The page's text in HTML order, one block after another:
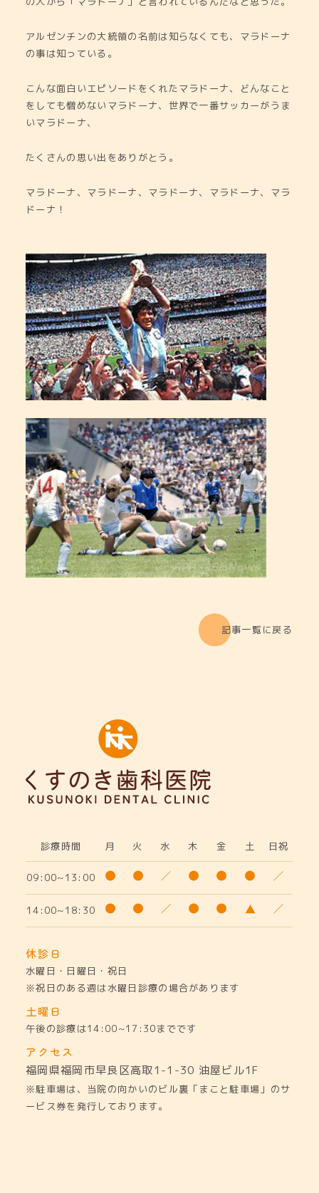
アルゼンチンの大統領の名前は知らなくても、マラドーナ
の事は知っている。
こんな面白いエピソードをくれたマラドーナ、どんなこと
をしても憎めないマラドーナ、世界で一番サッカーがうま
いマラドーナ、
たくさんの思い出をありがとう。
マラドーナ、マラドーナ、マラドーナ、マラドーナ、マラ
ドーナ！
記事一覧に戻る
診療時間 月 火 水 木 金 土 日祝
09:00~13:00
14:00~18:30
休診日
水曜日・日曜日・祝日
※祝日のある週は水曜日診療の場合があります
土曜日
午後の診療は14:00~17:30までです
アクセス
福岡県福岡市早良区高取1-1-30 油屋ビル1F
※駐車場は、当院の向かいのビル裏「まこと駐車場」のサ
ービス券を発行しております。